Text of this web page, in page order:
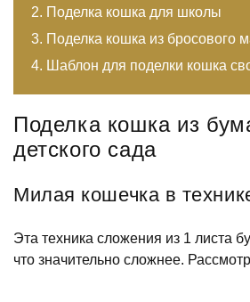
Поделка кошка для школы
Поделка кошка из бросового
Шаблон для поделки кошка
Поделка кошка из
детского сада
Милая кошечка в
Эта техника сложения из 1 листа
что значительно сложнее.